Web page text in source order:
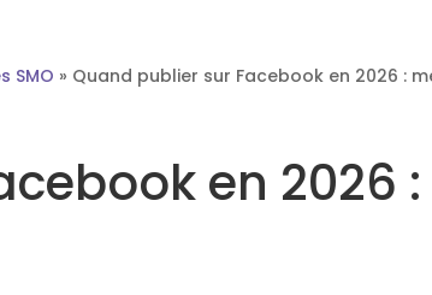
SMO » Quand publier sur Facebook en 2026 :
en 2026